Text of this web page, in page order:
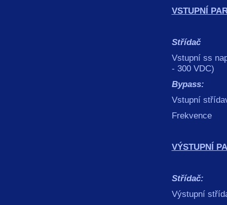
VSTUPNÍ
Střídač
Vstupní ss
- 300 VDC)
Bypass:
Vstupní
VÝSTUPNÍ
Střídač:
Výstupní